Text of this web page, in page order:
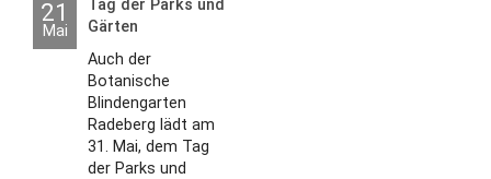
21
Mai
Tag der Parks und
Gärten
Auch der
Botanische
Blindengarten
Radeberg lädt am
31. Mai, dem Tag
der Parks und